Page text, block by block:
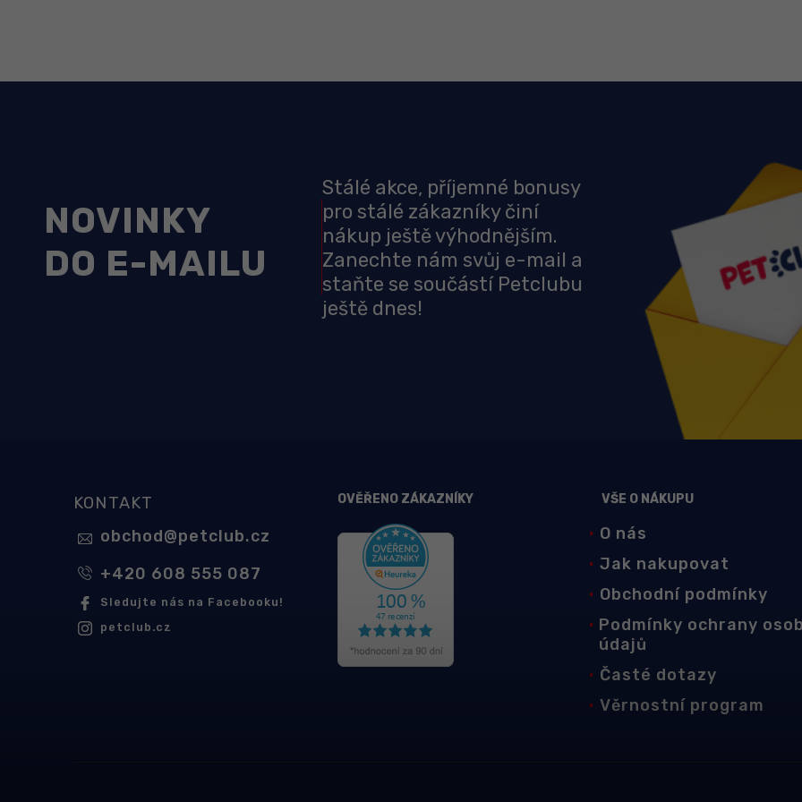
NOVINKY
DO E-MAILU
Stálé akce, příjemné bonusy
pro stálé zákazníky činí
nákup ještě výhodnějším.
Zanechte nám svůj e-mail a
staňte se součástí Petclubu
ještě dnes!
KONTAKT
obchod@petclub.cz
+420 608 555 087
Sledujte nás na Facebooku!
petclub.cz
OVĚŘENO ZÁKAZNÍKY VŠE O NÁKUPU
O nás
Jak nakupovat
Obchodní podmínky
Podmínky ochrany
údajů
Časté dotazy
Věrnostní program